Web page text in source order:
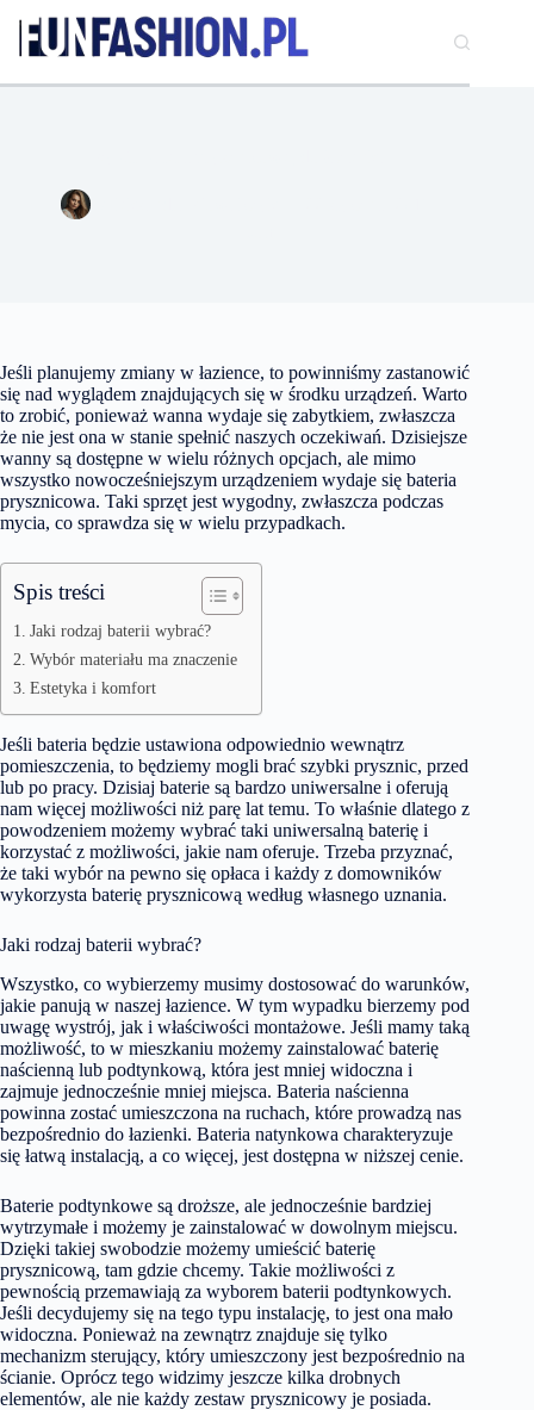
treści
Jeśli planujemy zmiany w łazience, to powinniśmy zastanowić
się nad wyglądem znajdujących się w środku urządzeń. Warto
to zrobić, ponieważ wanna wydaje się zabytkiem, zwłaszcza
że nie jest ona w stanie spełnić naszych oczekiwań. Dzisiejsze
wanny są dostępne w wielu różnych opcjach, ale mimo
wszystko nowocześniejszym urządzeniem wydaje się bateria
prysznicowa. Taki sprzęt jest wygodny, zwłaszcza podczas
mycia, co sprawdza się w wielu przypadkach.
Spis treści
Jaki rodzaj baterii wybrać?
Wybór materiału ma znaczenie
Estetyka i komfort
Jeśli bateria będzie ustawiona odpowiednio wewnątrz
pomieszczenia, to będziemy mogli brać szybki prysznic, przed
lub po pracy. Dzisiaj baterie są bardzo uniwersalne i oferują
nam więcej możliwości niż parę lat temu. To właśnie dlatego z
powodzeniem możemy wybrać taki uniwersalną baterię i
korzystać z możliwości, jakie nam oferuje. Trzeba przyznać,
że taki wybór na pewno się opłaca i każdy z domowników
wykorzysta baterię prysznicową według własnego uznania.
Jaki rodzaj baterii wybrać?
Wszystko, co wybierzemy musimy dostosować do warunków,
jakie panują w naszej łazience. W tym wypadku bierzemy pod
uwagę wystrój, jak i właściwości montażowe. Jeśli mamy taką
możliwość, to w mieszkaniu możemy zainstalować baterię
naścienną lub podtynkową, która jest mniej widoczna i
zajmuje jednocześnie mniej miejsca. Bateria naścienna
powinna zostać umieszczona na ruchach, które prowadzą nas
bezpośrednio do łazienki. Bateria natynkowa charakteryzuje
się łatwą instalacją, a co więcej, jest dostępna w niższej cenie.
Baterie podtynkowe są droższe, ale jednocześnie bardziej
wytrzymałe i możemy je zainstalować w dowolnym miejscu.
Dzięki takiej swobodzie możemy umieścić baterię
prysznicową, tam gdzie chcemy. Takie możliwości z
pewnością przemawiają za wyborem baterii podtynkowych.
Jeśli decydujemy się na tego typu instalację, to jest ona mało
widoczna. Ponieważ na zewnątrz znajduje się tylko
mechanizm sterujący, który umieszczony jest bezpośrednio na
ścianie. Oprócz tego widzimy jeszcze kilka drobnych
elementów, ale nie każdy zestaw prysznicowy je posiada.